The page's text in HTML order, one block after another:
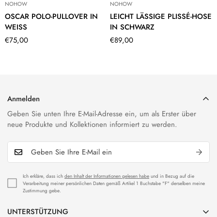
NOHOW
OSCAR POLO-PULLOVER IN
WEISS
Translation
€75,00
NOHOW
LEICHT LÄSSIGE PLISSÉ-HOSE
IN SCHWARZ
Translation
€89,00
UNTERSTÜTZUNG
Anmelden
Geben Sie unten Ihre E-Mail-Adresse ein, um als Erster über
neue Produkte und Kollektionen informiert zu werden.
Ich erkläre, dass ich den Inhalt der Informationen gelesen habe und in Bezug auf die
Verarbeitung meiner persönlichen Daten gemäß Artikel 1 Buchstabe "F" derselben meine
Zustimmung gebe.